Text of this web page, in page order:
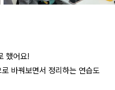
했어요!
바꿔보면서 정리하는 연습도